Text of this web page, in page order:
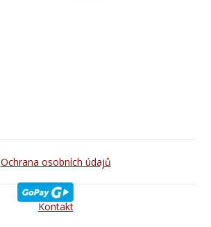
Ochrana osobních údajů
Kontakt